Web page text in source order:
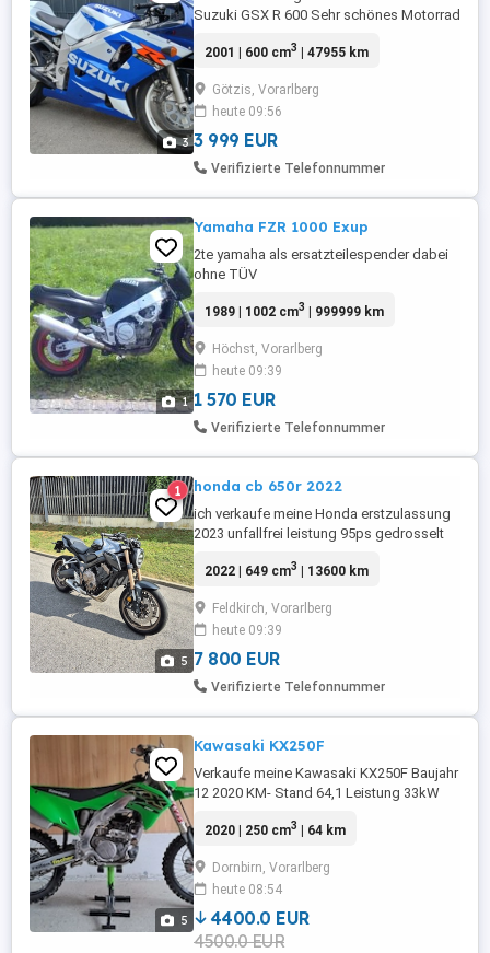
3
Suzuki GSX R 600 Sehr schönes Motorrad
Garagengepflegt, Unfallfrei, Top Zustand.
Hubraum: 599 Zylinder: 4 PS KW: 116 85
Fahrzeuggewicht (kg): 188 Sitzhöhe
(mm): 830 Vergaserluftschraube:
2001 | 600 cm3 | 47955 km
Götzis, Vorarlberg
heute 09:56
3 999 EUR
Verifizierte Telefonnummer
1
Yamaha FZR 1000 Exup
2te yamaha als ersatzteilespender dabei
ohne TÜV
1989 | 1002 cm3 | 999999 km
Höchst, Vorarlberg
heute 09:39
1 570 EUR
Verifizierte Telefonnummer
5
1 honda cb 650r 2022
ich verkaufe meine Honda erstzulassung
2023 unfallfrei leistung 95ps gedrosselt
Tiefgarage gestanden. verändert wurde
Kupplungshebel, echt Karbon seitenteil,
tankpads.
2022 | 649 cm3 | 13600 km
Feldkirch, Vorarlberg
heute 09:39
7 800 EUR
Verifizierte Telefonnummer
5
Kawasaki KX250F
Verkaufe meine Kawasaki KX250F Baujahr
12 2020 KM- Stand 64,1 Leistung 33kW
Reifen sind 9 Betriebsstunden alt, Motor
auch dabei
2020 | 250 cm3 | 64 km
Dornbirn, Vorarlberg
heute 08:54
4400.0 EUR
4500.0 EUR